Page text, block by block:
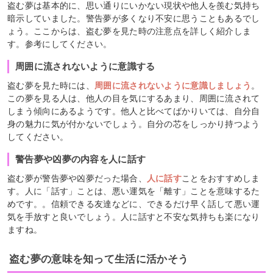
盗む夢は基本的に、思い通りにいかない現状や他人を羨む気持ち
暗示していました。警告夢が多くなり不安に思うこともあるでし
ょう。ここからは、盗む夢を見た時の注意点を詳しく紹介しま
す。参考にしてください。
周囲に流されないように意識する
盗む夢を見た時には、 周囲に流されないように意識しましょう 。
この夢を見る人は、他人の目を気にするあまり、周囲に流されて
しまう傾向にあるようです。他人と比べてばかりいては、自分自
身の魅力に気が付かないでしょう。自分の芯をしっかり持つよう
してください。
警告夢や凶夢の内容を人に話す
盗む夢が警告夢や凶夢だった場合、 人に話すことをおすすめしま
す。人に「話す」ことは、悪い運気を「離す」ことを意味するた
めです。。信頼できる友達などに、できるだけ早く話して悪い運
気を手放すと良いでしょう。人に話すと不安な気持ちも楽になり
ますね。
盗む夢の意味を知って生活に活かそう